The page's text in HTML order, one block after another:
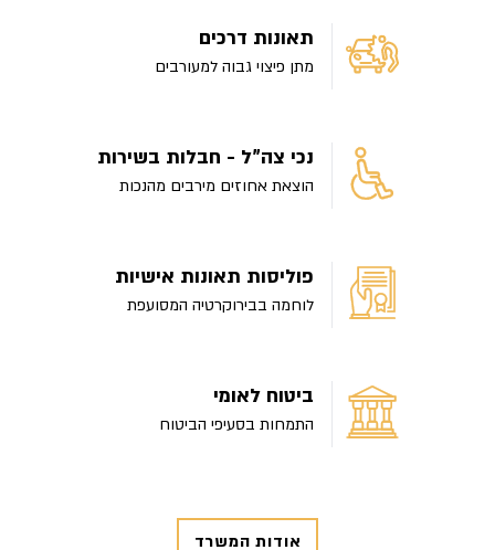
תאונות דרכים
מתן פיצוי גבוה למעורבים
נכי צה"ל - חבלות בשירות
הוצאת אחוזים מירבים מהנכות
פוליסות תאונות אישיות
לוחמה בבירוקרטיה המסועפת
ביטוח לאומי
התמחות בסעיפי הביטוח
אודות המשרד